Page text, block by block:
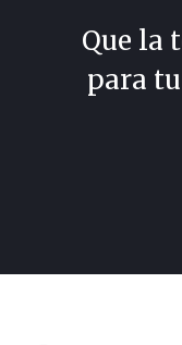
Que la
para